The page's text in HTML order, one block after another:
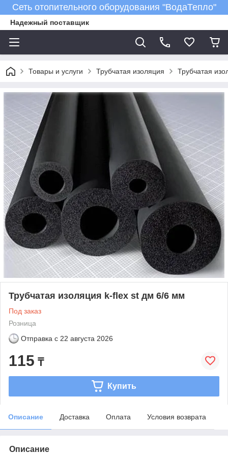
Сеть отопительного оборудования "ВодаТепло"
Надежный поставщик
Товары и услуги Трубчатая изоляция Трубчатая
Трубчатая изоляция k-flex st дм 6/6 мм
Под заказ
Розница
Отправка с 22 августа 2026
115 ₸
Купить
Описание Доставка Оплата Условия возврата
Описание